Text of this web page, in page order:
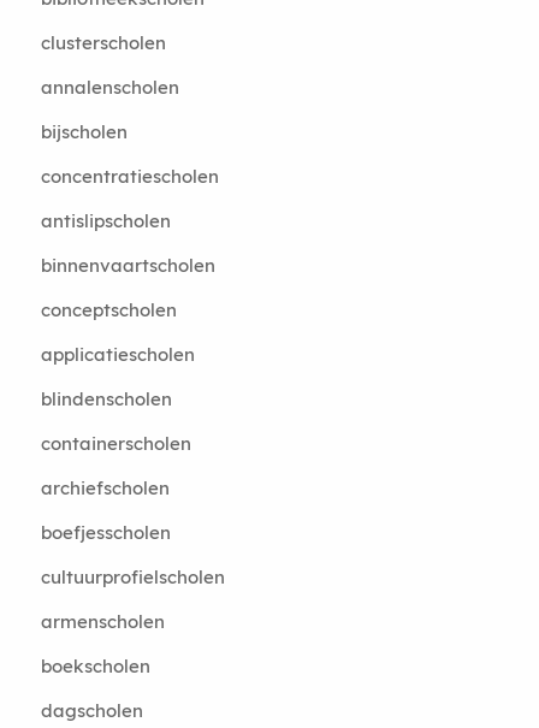
clusterscholen
annalenscholen
bijscholen
concentratiescholen
antislipscholen
binnenvaartscholen
conceptscholen
applicatiescholen
blindenscholen
containerscholen
archiefscholen
boefjesscholen
cultuurprofielscholen
armenscholen
boekscholen
dagscholen